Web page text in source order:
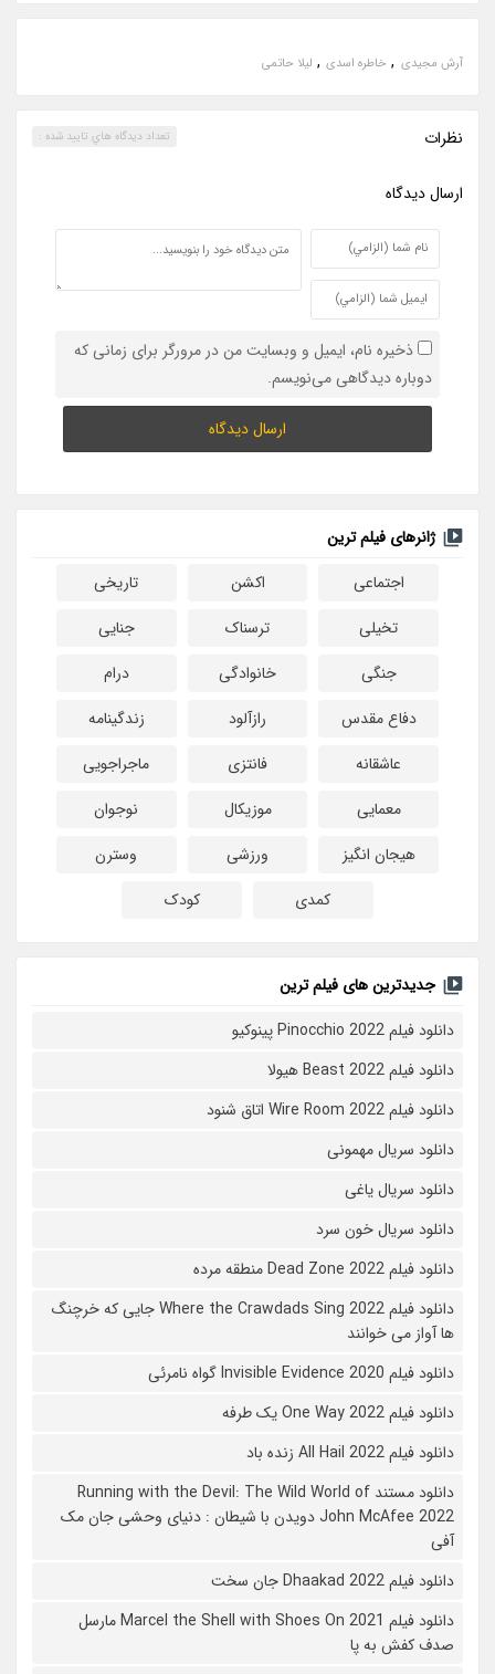
آرش مجیدی , خاطره اسدی , لیلا حاتمی
نظرات تعداد ديدگاه هاي تاييد شده :
ارسال ديدگاه
ذخیره نام، ایمیل و وبسایت من در مرورگر برای زمانی که
دوباره دیدگاهی می‌نویسم.
ژانرهای فیلم ترین
اجتماعی
اکشن
تاریخی
تخیلی
ترسناک
جنایی
جنگی
خانوادگی
درام
دفاع مقدس
رازآلود
زندگینامه
عاشقانه
فانتزی
ماجراجویی
معمایی
موزیکال
نوجوان
هیجان انگیز
ورزشی
وسترن
کمدی
کودک
جدیدترین های فیلم ترین
دانلود فیلم Pinocchio 2022 پینوکیو
دانلود فیلم Beast 2022 هیولا
دانلود فیلم Wire Room 2022 اتاق شنود
دانلود سریال مهمونی
دانلود سریال یاغی
دانلود سریال خون سرد
دانلود فیلم 2022 Dead Zone منطقه مرده
دانلود فیلم Where the Crawdads Sing 2022 جایی که خرچنگ
ها آواز می خوانند
دانلود فیلم 2020 Invisible Evidence گواه نامرئی
دانلود فیلم One Way 2022 یک طرفه
دانلود فیلم All Hail 2022 زنده باد
دانلود مستند Running with the Devil: The Wild World of
John McAfee 2022 دویدن با شیطان : دنیای وحشی جان مک
آفی
دانلود فیلم Dhaakad 2022 جان سخت
دانلود فیلم Marcel the Shell with Shoes On 2021 مارسل
صدف کفش به پا